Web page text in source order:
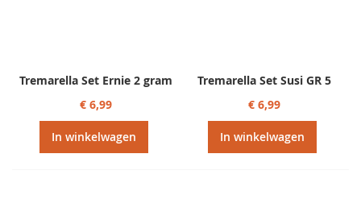
Tremarella Set Ernie 2 gram
€ 6,99
In winkelwagen
Tremarella Set Susi GR 5
€ 6,99
In winkelwagen